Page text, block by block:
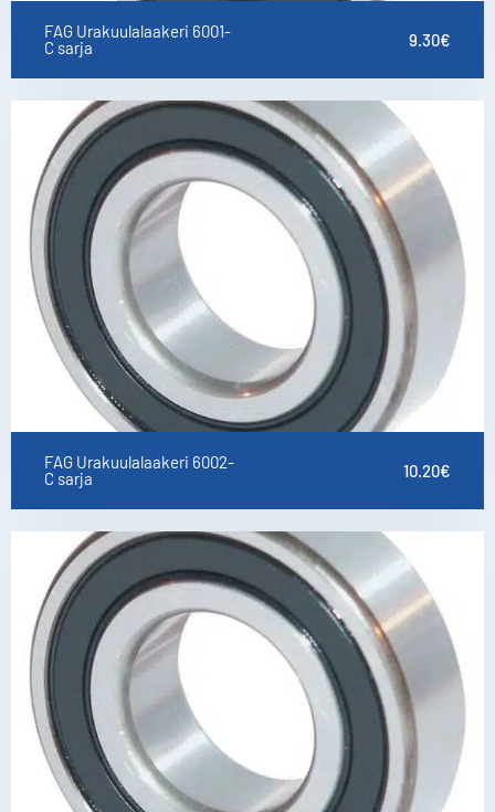
FAG Urakuulalaakeri 6001-
C sarja
9.30€
FAG Urakuulalaakeri 6002-
C sarja
10.20€